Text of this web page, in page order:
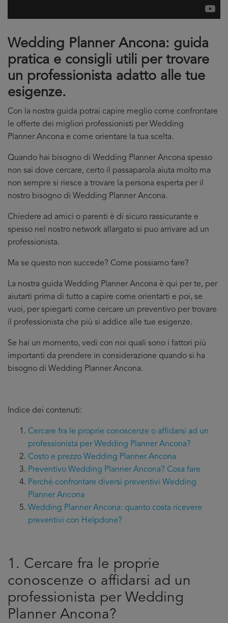
Wedding Planner Ancona: guida
pratica e consigli utili per trovare
un professionista adatto alle tue
esigenze.
Con la nostra guida potrai capire meglio come confrontare
le offerte dei migliori professionisti per Wedding
Planner Ancona e come orientare la tua scelta.
Quando hai bisogno di Wedding Planner Ancona spesso
non sai dove cercare, certo il passaparola aiuta molto ma
non sempre si riesce a trovare la persona esperta per il
nostro bisogno di Wedding Planner Ancona.
Chiedere ad amici o parenti è di sicuro rassicurante e
spesso nel nostro network allargato si puo arrivare ad un
professionista.
Ma se questo non succede? Come possiamo fare?
La nostra guida Wedding Planner Ancona è qui per te, per
aiutarti prima di tutto a capire come orientarti e poi, se
vuoi, per spiegarti come cercare un preventivo per trovare
il professionista che più si addice alle tue esigenze.
Se hai un momento, vedi con noi quali sono i fattori più
importanti da prendere in considerazione quando si ha
bisogno di Wedding Planner Ancona.
Indice dei contenuti:
Cercare fra le proprie conoscenze o affidarsi ad un
professionista per Wedding Planner Ancona?
Costo e prezzo Wedding Planner Ancona
Preventivo Wedding Planner Ancona? Cosa fare
Perché confrontare diversi preventivi Wedding
Planner Ancona
Wedding Planner Ancona: quanto costa ricevere
preventivi con Helpdone?
1. Cercare fra le proprie
conoscenze o affidarsi ad un
professionista per Wedding
Planner Ancona?